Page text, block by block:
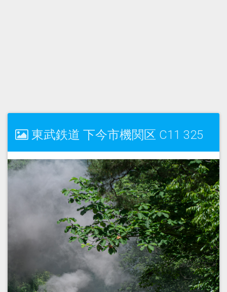
東武鉄道 下今市機関区 C11 325